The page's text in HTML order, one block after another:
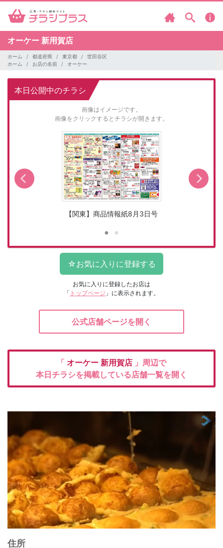
オーケー 新用賀店
ホーム 都道府県 東京都
世田谷区
ホーム
お店の名前 オーケー
本日公開中のチラシ
画像はイメージです。
画像をクリックするとチラシが開きます。
【関東】商品情報紙8月3日号
お気に入りに登録したお店は
「 トップページ 」に表示されます。
公式店舗ページを開く
「 オーケー 新用賀店 」周辺で
本日チラシを掲載している店舗一覧を開く
住所